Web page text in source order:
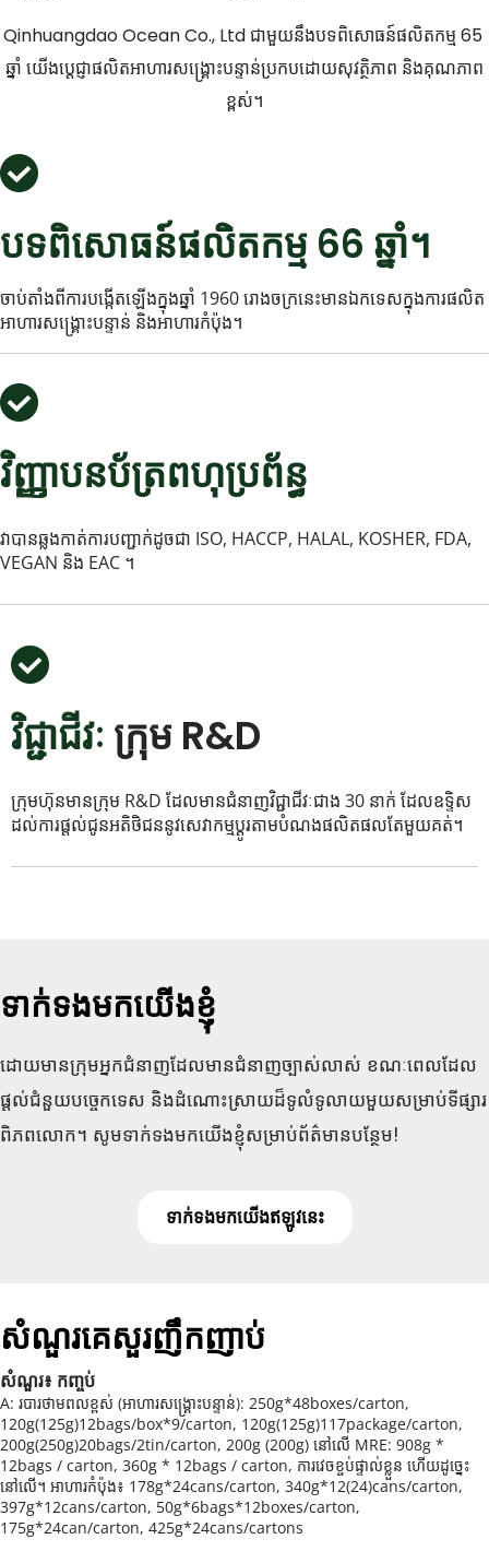
Qinhuangdao Ocean Co., Ltd ជាមួយនឹងបទពិសោធន៍ផលិតកម្ម 65
ឆ្នាំ យើងប្តេជ្ញាផលិតអាហារសង្គ្រោះបន្ទាន់ប្រកបដោយសុវត្ថិភាព និងគុណភាព
ខ្ពស់។
បទពិសោធន៍ផលិតកម្ម 66 ឆ្នាំ។
ចាប់តាំងពីការបង្កើតឡើងក្នុងឆ្នាំ 1960 រោងចក្រនេះមានឯកទេសក្នុងការផលិត
អាហារសង្គ្រោះបន្ទាន់ និងអាហារកំប៉ុង។
វិញ្ញាបនប័ត្រពហុប្រព័ន្ធ
វាបានឆ្លងកាត់ការបញ្ជាក់ដូចជា ISO, HACCP, HALAL, KOSHER, FDA,
VEGAN និង EAC ។
វិជ្ជាជីវៈ ក្រុម R&D
ក្រុមហ៊ុនមានក្រុម R&D ដែលមានជំនាញវិជ្ជាជីវៈជាង 30 នាក់ ដែលឧទ្ទិស
ដល់ការផ្តល់ជូនអតិថិជននូវសេវាកម្មប្ដូរតាមបំណងផលិតផលតែមួយគត់។
ទាក់ទងមកយើងខ្ញុំ
ដោយមានក្រុមអ្នកជំនាញដែលមានជំនាញច្បាស់លាស់ ខណៈពេលដែល
ផ្តល់ជំនួយបច្ចេកទេស និងដំណោះស្រាយដ៏ទូលំទូលាយមួយសម្រាប់ទីផ្សារ
ពិភពលោក។ សូមទាក់ទងមកយើងខ្ញុំសម្រាប់ព័ត៌មានបន្ថែម!
ទាក់ទងមកយើងឥឡូវនេះ
សំណួរគេសួរញឹកញាប់
សំណួរ៖ កញ្ចប់
A: របារថាមពលខ្ពស់ (អាហារសង្គ្រោះបន្ទាន់): 250g*48boxes/carton,
120g(125g)12bags/box*9/carton, 120g(125g)117package/carton,
200g(250g)20bags/2tin/carton, 200g (200g) នៅលើ MRE: 908g *
12bags / carton, 360g * 12bags / carton, ការវេចខ្ចប់ផ្ទាល់ខ្លួន ហើយដូច្នេះ
នៅលើ។ អាហារកំប៉ុង៖ 178g*24cans/carton, 340g*12(24)cans/carton,
397g*12cans/carton, 50g*6bags*12boxes/carton,
175g*24can/carton, 425g*24cans/cartons